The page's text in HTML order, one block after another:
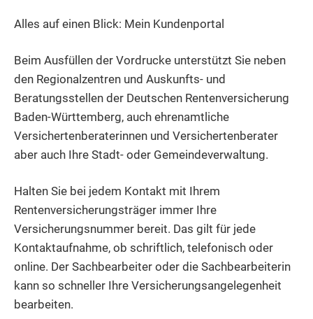
Alles auf einen Blick: Mein Kundenportal
Beim Ausfüllen der Vordrucke unterstützt Sie neben
den Regionalzentren und Auskunfts- und
Beratungsstellen der Deutschen Rentenversicherung
Baden-Württemberg, auch ehrenamtliche
Versichertenberaterinnen und Versichertenberater
aber auch Ihre Stadt- oder Gemeindeverwaltung.
Halten Sie bei jedem Kontakt mit Ihrem
Rentenversicherungsträger immer Ihre
Versicherungsnummer bereit. Das gilt für jede
Kontaktaufnahme, ob schriftlich, telefonisch oder
online. Der Sachbearbeiter oder die Sachbearbeiterin
kann so schneller Ihre Versicherungsangelegenheit
bearbeiten.